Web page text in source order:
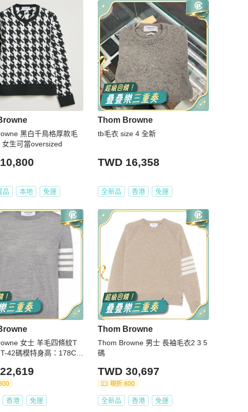
黑白千鳥格厚款毛
女生可當oversized
品 本地 免運
Thom Browne
tb毛衣 size 4 全新
TWD 16,358
全新品 香港 免運
女士 羊毛四條紋T
42碼模特身高：178C
香港 免運
Thom Browne
Thom Browne 男士 長袖毛衣2 3 5
碼
TWD 30,697
現折 800
全新品 香港 免運